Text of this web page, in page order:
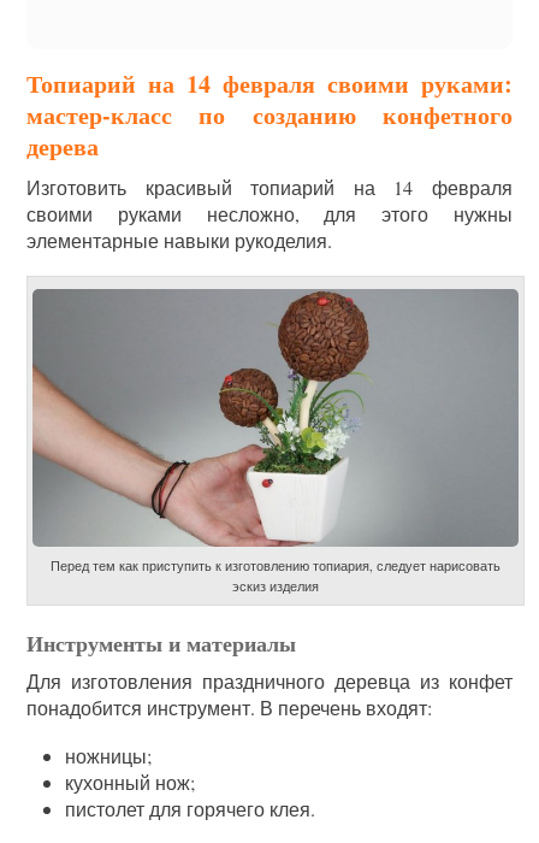
Топиарий на 14 февраля своими руками:
мастер-класс по созданию конфетного
дерева
Изготовить красивый топиарий на 14 февраля
своими руками несложно, для этого нужны
элементарные навыки рукоделия.
Перед тем как приступить к изготовлению топиария, следует нарисовать
эскиз изделия
Инструменты и материалы
Для изготовления праздничного деревца из конфет
понадобится инструмент. В перечень входят:
ножницы;
кухонный нож;
пистолет для горячего клея.